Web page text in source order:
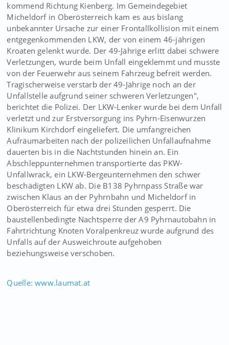
kommend Richtung Kienberg. Im Gemeindegebiet
Micheldorf in Oberösterreich kam es aus bislang
unbekannter Ursache zur einer Frontallkollision mit einem
entgegenkommenden LKW, der von einem 46-jährigen
Kroaten gelenkt wurde. Der 49-Jährige erlitt dabei schwere
Verletzungen, wurde beim Unfall eingeklemmt und musste
von der Feuerwehr aus seinem Fahrzeug befreit werden.
Tragischerweise verstarb der 49-Jährige noch an der
Unfallstelle aufgrund seiner schweren Verletzungen",
berichtet die Polizei. Der LKW-Lenker wurde bei dem Unfall
verletzt und zur Erstversorgung ins Pyhrn-Eisenwurzen
Klinikum Kirchdorf eingeliefert. Die umfangreichen
Aufräumarbeiten nach der polizeilichen Unfallaufnahme
dauerten bis in die Nachtstunden hinein an. Ein
Abschleppunternehmen transportierte das PKW-
Unfallwrack, ein LKW-Bergeunternehmen den schwer
beschädigten LKW ab. Die B138 Pyhrnpass Straße war
zwischen Klaus an der Pyhrnbahn und Micheldorf in
Oberösterreich für etwa drei Stunden gesperrt. Die
baustellenbedingte Nachtsperre der A9 Pyhrnautobahn in
Fahrtrichtung Knoten Voralpenkreuz wurde aufgrund des
Unfalls auf der Ausweichroute aufgehoben
beziehungsweise verschoben.
Quelle: www.laumat.at